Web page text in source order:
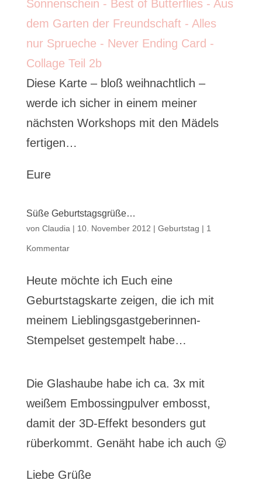
Diese Karte – bloß weihnachtlich –
werde ich sicher in einem meiner
nächsten Workshops mit den Mädels
fertigen…
Eure
Süße Geburtstagsgrüße…
von Claudia | 10. November 2012 | Geburtstag | 1
Kommentar
Heute möchte ich Euch eine
Geburtstagskarte zeigen, die ich mit
meinem Lieblingsgastgeberinnen-
Stempelset gestempelt habe…
Die Glashaube habe ich ca. 3x mit
weißem Embossingpulver embosst,
damit der 3D-Effekt besonders gut
rüberkommt. Genäht habe ich auch 😛
Liebe Grüße